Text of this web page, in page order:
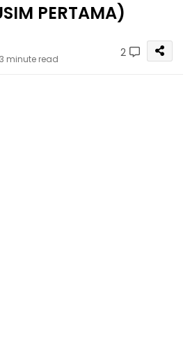
PERTAMA)
3 minute read 2